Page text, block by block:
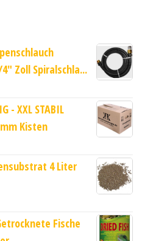
Zoll Spiralschla...
- XXL STABIL
Kisten
4 Liter
Fische